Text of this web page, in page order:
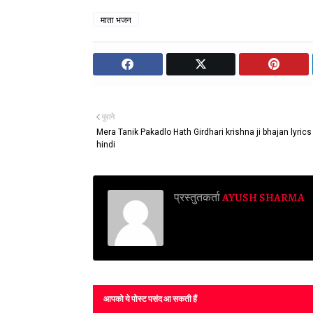
माता भजन
पुराने
Mera Tanik Pakadlo Hath Girdhari krishna ji bhajan lyrics
hindi
प्रस्तुतकर्ताAYUSH SHARMA
आपको ये पोस्ट पसंद आ सकती हैं